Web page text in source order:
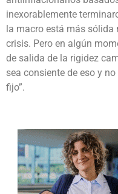
inexorablemente
la macro está más sólida
crisis. Pero en algún
de salida de la rigidez
sea consiente de eso y
fijo”.